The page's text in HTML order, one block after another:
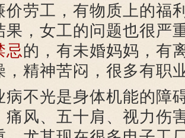
价劳工，有物质上的福
果，女工的问题也很严
忌的，有未婚妈妈，有
，精神苦闷，很多有职
光是身体机能的障
痛风、五十肩、视力伤